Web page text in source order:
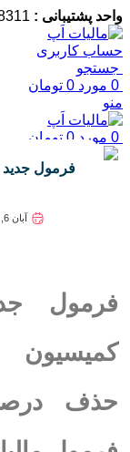
واحد پشتیبانی :
حساب کاربری
جستجو
0 مورد 0 تومان
منو
0 مورد 0 تومان
فرمول
آبان 6, 1404
فرمول
حذف